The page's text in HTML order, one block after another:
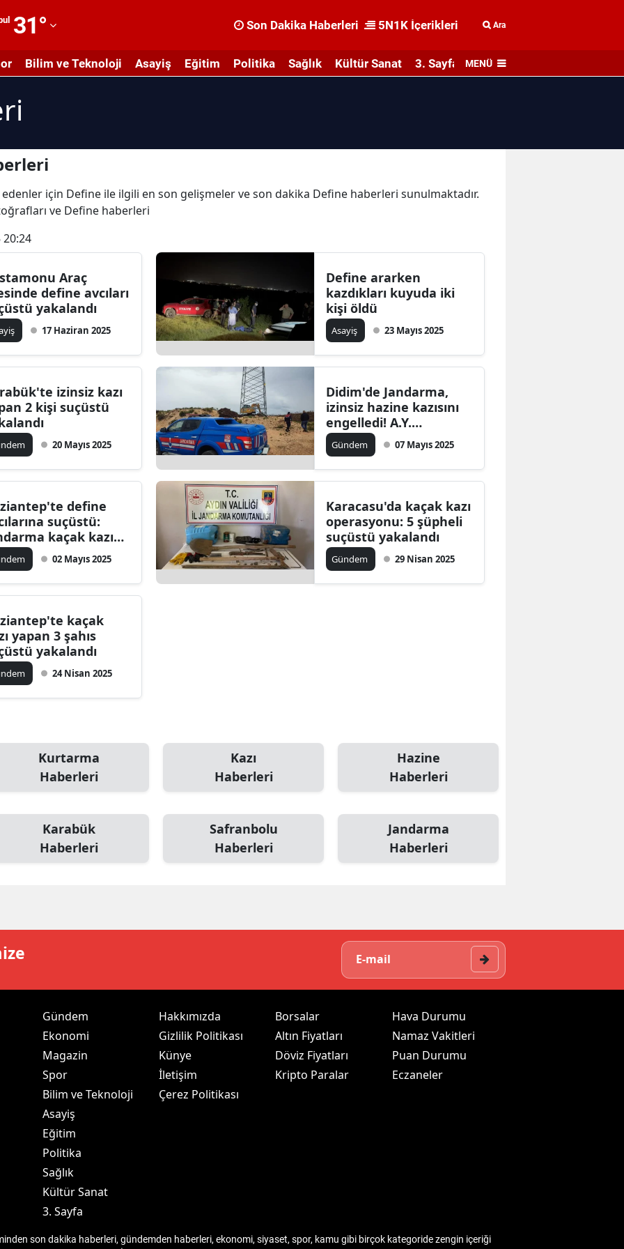
31° Son Dakika Haberleri 5N1K İçerikleri Ara
Bilim ve Teknoloji Asayiş Eğitim Politika Sağlık Kültür Sanat 3. Sayfa MENÜ
için Define ile ilgili en son gelişmeler ve son dakika Define haberleri sunulmaktadır.
ve Define haberleri
20:24
Araç
define avcıları
yakalandı
17 Haziran 2025
Define ararken
kazdıkları kuyuda iki
kişi öldü
Asayiş 23 Mayıs 2025
izinsiz kazı
2 kişi suçüstü
20 Mayıs 2025
Didim'de Jandarma,
izinsiz hazine kazısını
engelledi! A.Y.
hakkında yasal süreç
başlatıldı.
Gündem 07 Mayıs 2025
define
suçüstü:
kaçak kazı
3 kişiyi yakaladı
02 Mayıs 2025
Karacasu'da kaçak kazı
operasyonu: 5 şüpheli
suçüstü yakalandı
Gündem 29 Nisan 2025
kaçak
yapan 3 şahıs
yakalandı
24 Nisan 2025
Kurtarma
Haberleri
Kazı
Haberleri
Hazine
Haberleri
Karabük
Haberleri
Safranbolu
Haberleri
Jandarma
Haberleri
Gündem
Ekonomi
Magazin
Spor
Bilim ve Teknoloji
Asayiş
Eğitim
Politika
Sağlık
Kültür Sanat
3. Sayfa
Hakkımızda
Gizlilik Politikası
Künye
İletişim
Çerez Politikası
Borsalar
Altın Fiyatları
Döviz Fiyatları
Kripto Paralar
Hava Durumu
Namaz Vakitleri
Puan Durumu
Eczaneler
son dakika haberleri, gündemden haberleri, ekonomi, siyaset, spor, kamu gibi birçok kategoride zengin içeriği